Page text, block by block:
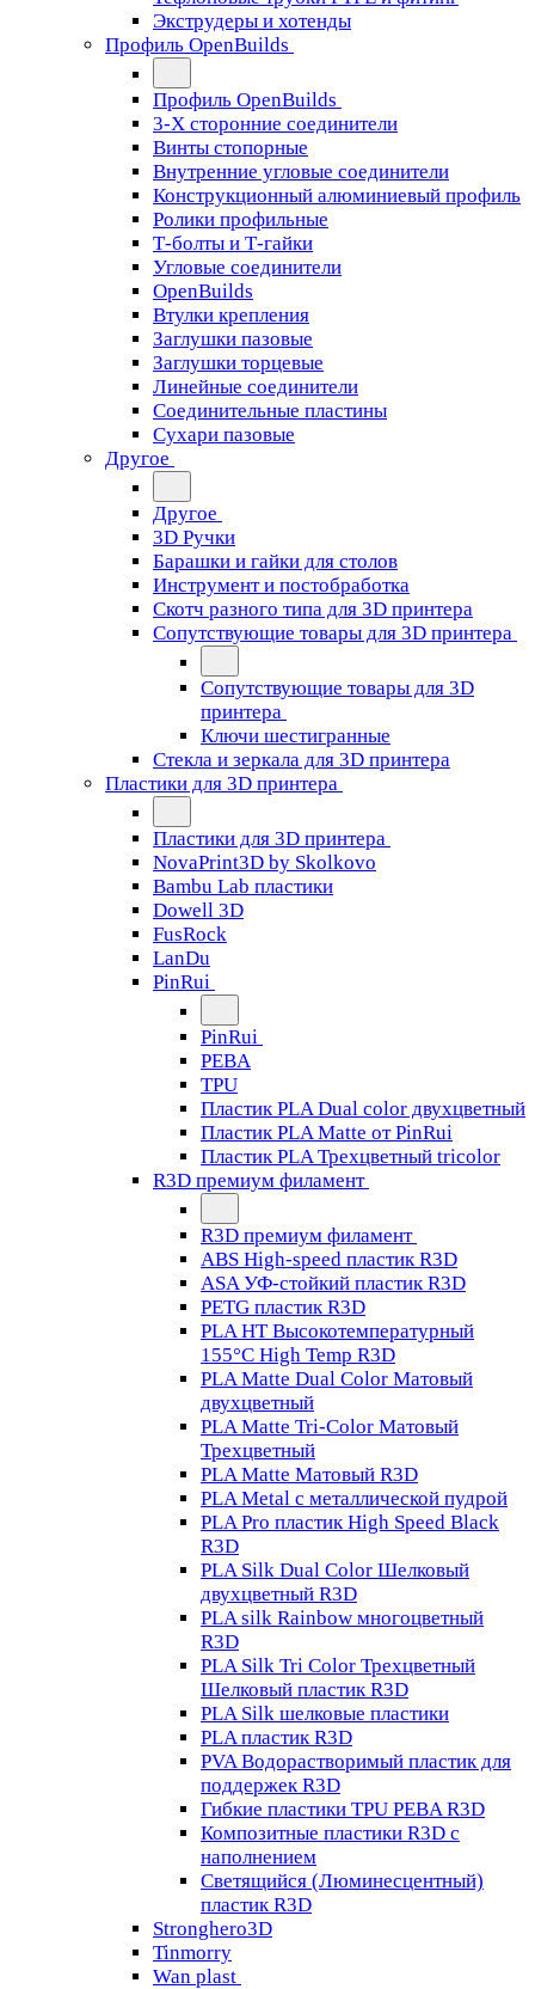
Экструдеры и хотенды
Профиль OpenBuilds
Профиль OpenBuilds
3-Х сторонние соединители
Винты стопорные
Внутренние угловые соединители
Конструкционный алюминиевый профиль
Ролики профильные
Т-болты и Т-гайки
Угловые соединители
OpenBuilds
Втулки крепления
Заглушки пазовые
Заглушки торцевые
Линейные соединители
Соединительные пластины
Сухари пазовые
Другое
Другое
3D Ручки
Барашки и гайки для столов
Инструмент и постобработка
Скотч разного типа для 3D принтера
Сопутствующие товары для 3D принтера
Сопутствующие товары для 3D
принтера
Ключи шестигранные
Стекла и зеркала для 3D принтера
Пластики для 3D принтера
Пластики для 3D принтера
NovaPrint3D by Skolkovo
Bambu Lab пластики
Dowell 3D
FusRock
LanDu
PinRui
PinRui
PEBA
TPU
Пластик PLA Dual color двухцветный
Пластик PLA Matte от PinRui
Пластик PLA Трехцветный tricolor
R3D премиум филамент
R3D премиум филамент
ABS High-speed пластик R3D
ASA УФ-стойкий пластик R3D
PETG пластик R3D
PLA HT Высокотемпературный
155°C High Temp R3D
PLA Matte Dual Color Матовый
двухцветный
PLA Matte Tri-Color Матовый
Трехцветный
PLA Matte Матовый R3D
PLA Metal с металлической пудрой
PLA Pro пластик High Speed Black
R3D
PLA Silk Dual Color Шелковый
двухцветный R3D
PLA silk Rainbow многоцветный
R3D
PLA Silk Tri Color Трехцветный
Шелковый пластик R3D
PLA Silk шелковые пластики
PLA пластик R3D
PVA Водорастворимый пластик для
поддержек R3D
Гибкие пластики TPU PEBA R3D
Композитные пластики R3D с
наполнением
Светящийся (Люминесцентный)
пластик R3D
Stronghero3D
Tinmorry
Wan plast